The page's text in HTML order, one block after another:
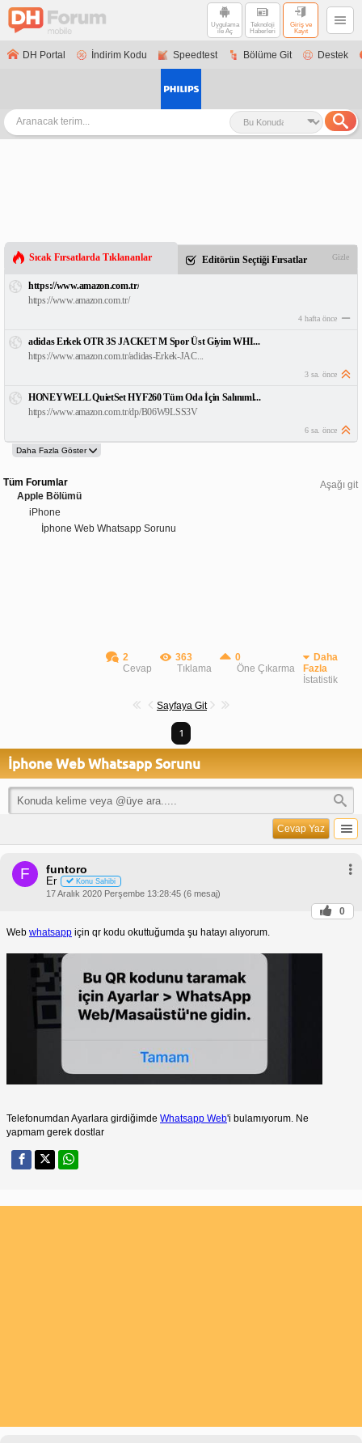
Uygulama
ile Aç
Teknoloji
Haberleri
Giriş ve
Kayıt
DH Portal İndirim Kodu Speedtest Bölüme Git Destek
Sıcak Fırsatlarda Tıklananlar Editörün Seçtiği Fırsatlar Gizle
https://www.amazon.com.tr/
https://www.amazon.com.tr/
4 hafta önce
adidas Erkek OTR 3S JACKET M Spor Üst Giyim WHI...
https://www.amazon.com.tr/adidas-Erkek-JAC...
3 sa. önce
HONEYWELL QuietSet HYF260 Tüm Oda İçin Salınıml...
https://www.amazon.com.tr/dp/B06W9LSS3V
6 sa. önce
Aşağı git
Tüm Forumlar
Apple Bölümü
iPhone
İphone Web Whatsapp Sorunu
2
Cevap
363
Tıklama
0
Öne Çıkarma
Daha
Fazla
İstatistik
Sayfaya Git
1
İphone Web Whatsapp Sorunu
Cevap Yaz
F funtoro
Er Konu Sahibi
17 Aralık 2020 Perşembe 13:28:45 (6 mesaj)
0
Web whatsapp için qr kodu okuttuğumda şu hatayı alıyorum.
Telefonumdan Ayarlara girdiğimde Whatsapp Web'i bulamıyorum. Ne
yapmam gerek dostlar